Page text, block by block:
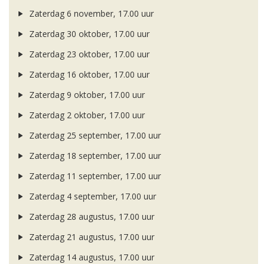
Zaterdag 6 november, 17.00 uur
Zaterdag 30 oktober, 17.00 uur
Zaterdag 23 oktober, 17.00 uur
Zaterdag 16 oktober, 17.00 uur
Zaterdag 9 oktober, 17.00 uur
Zaterdag 2 oktober, 17.00 uur
Zaterdag 25 september, 17.00 uur
Zaterdag 18 september, 17.00 uur
Zaterdag 11 september, 17.00 uur
Zaterdag 4 september, 17.00 uur
Zaterdag 28 augustus, 17.00 uur
Zaterdag 21 augustus, 17.00 uur
Zaterdag 14 augustus, 17.00 uur